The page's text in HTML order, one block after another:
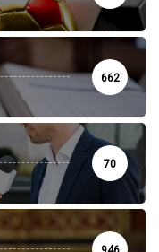
662
70